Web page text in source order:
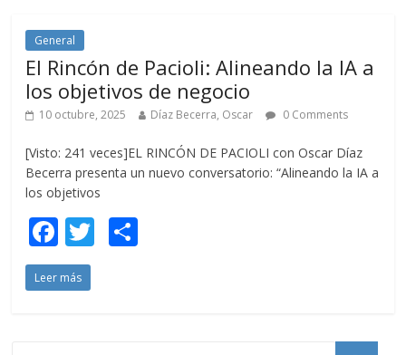
o
o
k r
General
El Rincón de Pacioli: Alineando la IA a
los objetivos de negocio
10 octubre, 2025 Díaz Becerra, Oscar 0 Comments
[Visto: 241 veces]EL RINCÓN DE PACIOLI con Oscar Díaz
Becerra presenta un nuevo conversatorio: “Alineando la IA a
los objetivos
F
ac
e
T
Leer más